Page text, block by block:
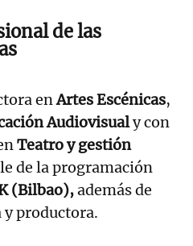
de las
enArtes Escénicas,
Audiovisualy con
Teatro y gestión
de la programación
(Bilbao),además de
productora.